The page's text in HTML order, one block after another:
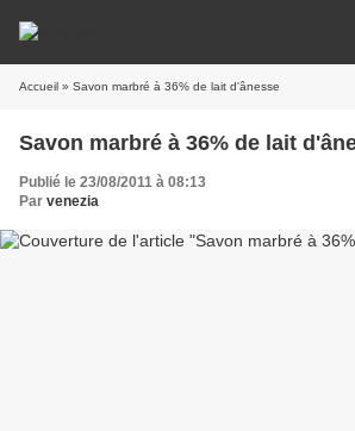
Accueil » Savon marbré à 36% de lait d'ânesse
Savon marbré à 36% de lait
Publié le 23/08/2011 à 08:13
Par venezia